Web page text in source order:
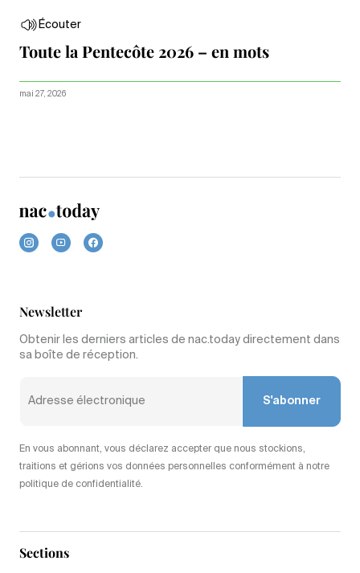
Écouter
Toute la Pentecôte 2026 – en mots
mai 27, 2026
Sections
Newsletter
Obtenir les derniers articles de nac.today directement dans
sa boîte de réception.
S'abonner
En vous abonnant, vous déclarez accepter que nous stockions,
traitions et gérions vos données personnelles conformément à notre
politique de confidentialité.